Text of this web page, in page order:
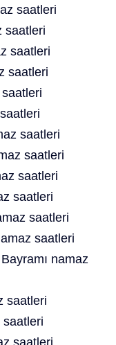
saatleri
saatleri
saatleri
saatleri
saatleri
saatleri
saatleri
saatleri
saatleri
saatleri
namaz
saatleri
saatleri
saatleri